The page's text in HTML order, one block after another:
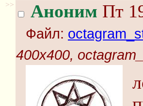
>> Аноним Пт
Файл:
400x400,